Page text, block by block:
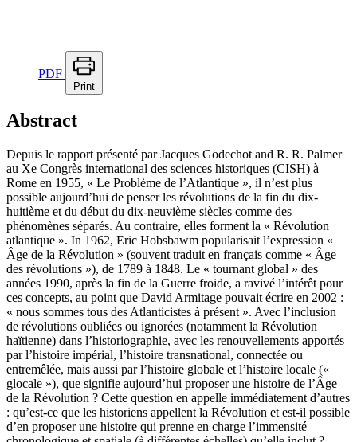
PDF
Print
Abstract
Depuis le rapport présenté par Jacques Godechot and R. R. Palmer
au Xe Congrès international des sciences historiques (CISH) à
Rome en 1955, « Le Problème de l’Atlantique », il n’est plus
possible aujourd’hui de penser les révolutions de la fin du dix-
huitième et du début du dix-neuvième siècles comme des
phénomènes séparés. Au contraire, elles forment la « Révolution
atlantique ». In 1962, Eric Hobsbawm popularisait l’expression «
Âge de la Révolution » (souvent traduit en français comme « Âge
des révolutions »), de 1789 à 1848. Le « tournant global » des
années 1990, après la fin de la Guerre froide, a ravivé l’intérêt pour
ces concepts, au point que David Armitage pouvait écrire en 2002 :
« nous sommes tous des Atlanticistes à présent ». Avec l’inclusion
de révolutions oubliées ou ignorées (notamment la Révolution
haïtienne) dans l’historiographie, avec les renouvellements apportés
par l’histoire impérial, l’histoire transnational, connectée ou
entremêlée, mais aussi par l’histoire globale et l’histoire locale («
glocale »), que signifie aujourd’hui proposer une histoire de l’Âge
de la Révolution ? Cette question en appelle immédiatement d’autres
: qu’est-ce que les historiens appellent la Révolution et est-il possible
d’en proposer une histoire qui prenne en charge l’immensité